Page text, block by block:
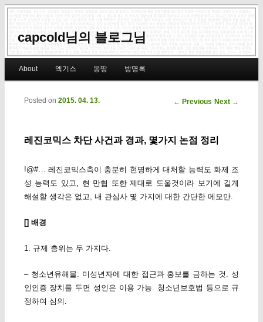
capcold님의 블로그님
Skip to primary content
Skip to secondary content
About 엑기스 몽땅 방명록
Post navigation
← Previous Next →
레진코믹스 차단 사건과 경과, 몇가지 논점 정리
Posted on 2015. 04. 13.
!@#… 레진코믹스측이 충분히 현명하게 대처할 능력도 화제 조
성 능력도 있고, 현 만협 또한 제대로 도울것이라 보기에 길게
해설할 생각은 없고, 내 관심사 몇 가지에 대한 간단한 메모만.
[] 배경
1. 규제 층위는 두 가지다.
– 청소년유해물: 미성년자에 대한 접근과 홍보를 금하는 것. 성
인인증 장치를 두면 성인은 이용 가능. 청소년보호법 등으로 규
정하여 심의.